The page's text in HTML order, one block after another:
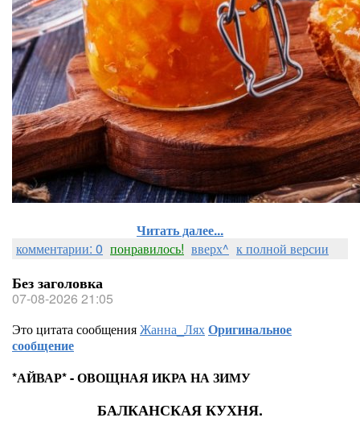
Читать далее...
комментарии: 0 понравилось! вверх^ к полной версии
Без заголовка
07-08-2026 21:05
Это цитата сообщенияЖанна_ЛяхОригинальное
сообщение
*АЙВАР* - ОВОЩНАЯ ИКРА НА ЗИМУ
БАЛКАНСКАЯ КУХНЯ.